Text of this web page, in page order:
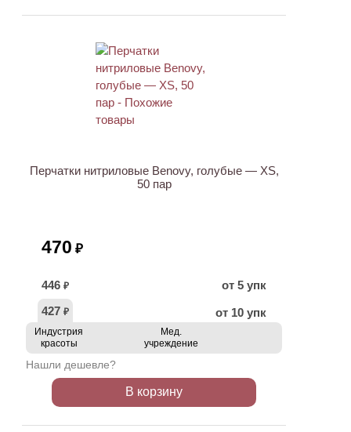
Перчатки нитриловые Benovy, голубые — XS,
50 пар
470 ₽
446 ₽
от 5 упк
427 ₽ от 10 упк
Индустрия
красоты
Мед.
учреждение
Нашли дешевле?
В корзину